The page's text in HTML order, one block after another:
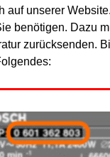
auf unserer
benötigen. Dazu
zurücksenden.